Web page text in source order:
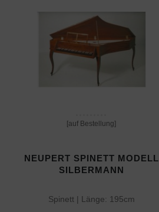
[auf Bestellung]
NEUPERT SPINETT MODELL
SILBERMANN
Spinett | Länge: 195cm